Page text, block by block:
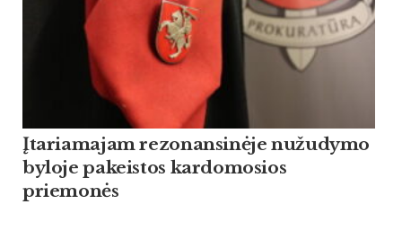
Įtariamajam rezonansinėje nužudymo
byloje pakeistos kardomosios
priemonės